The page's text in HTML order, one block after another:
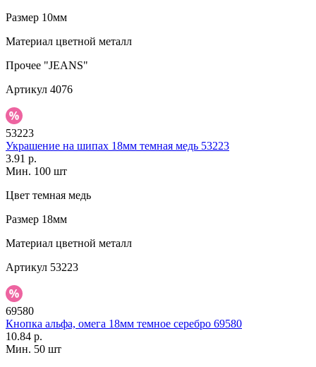
Размер 10мм
Материал цветной металл
Прочее "JEANS"
Артикул 4076
53223
Украшение на шипах 18мм темная медь 53223
3.91 р.
Мин. 100 шт
Цвет темная медь
Размер 18мм
Материал цветной металл
Артикул 53223
69580
Кнопка альфа, омега 18мм темное серебро 69580
10.84 р.
Мин. 50 шт